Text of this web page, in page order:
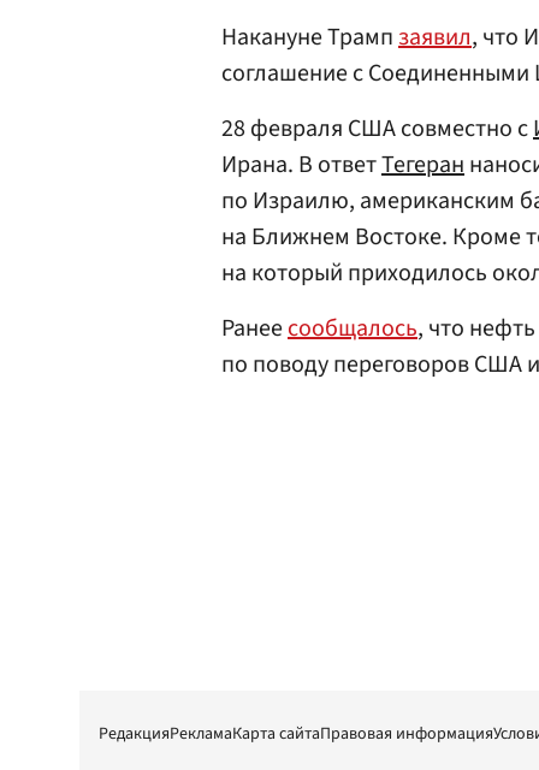
Накануне Трампзаявил, что
соглашение с
28 февраля США совместно с
Ирана. В ответТегеран
по Израилю, американским
на Ближнем Востоке. Кроме
на который приходилось
Ранеесообщалось, что
по поводу переговоров США
РедакцияРекламаКарта сайтаПравовая информация